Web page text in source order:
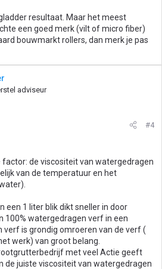
resultaat. Maar het meest
een goed merk (vilt of micro fiber)
bouwmarkt rollers, dan merk je pas
adviseur
#4
de viscositeit van watergedragen
van de temperatuur en het
een 1 liter blik dikt sneller in door
100% watergedragen verf in een
verf is grondig omroeren van de verf (
werk) van groot belang.
met veel Actie geeft
de juiste viscositeit van watergedragen